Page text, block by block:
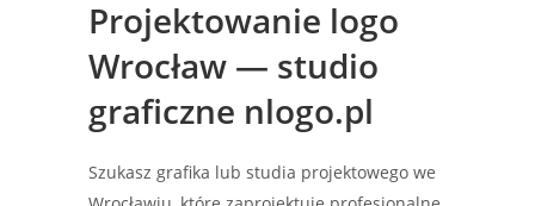
Projektowanie logo
Wrocław — studio
graficzne nlogo.pl
Szukasz grafika lub studia projektowego we